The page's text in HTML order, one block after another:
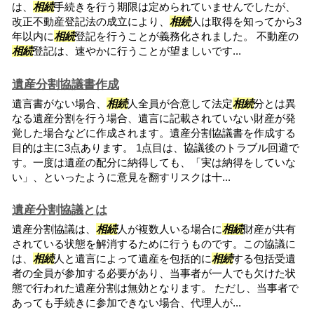
は、 相続手続きを行う期限は定められていませんでしたが、
改正不動産登記法の成立により、 相続人は取得を知ってから3
年以内に相続登記を行うことが義務化されました。 不動産の
相続登記は、速やかに行うことが望ましいです...
遺産分割協議書作成
遺言書がない場合、 相続人全員が合意して法定相続分とは異
なる遺産分割を行う場合、遺言に記載されていない財産が発
覚した場合などに作成されます。遺産分割協議書を作成する
目的は主に3点あります。 1点目は、協議後のトラブル回避で
す。一度は遺産の配分に納得しても、「実は納得をしていな
い」、といったように意見を翻すリスクは十...
遺産分割協議とは
遺産分割協議は、 相続人が複数人いる場合に相続財産が共有
されている状態を解消するために行うものです。この協議に
は、 相続人と遺言によって遺産を包括的に相続する包括受遺
者の全員が参加する必要があり、当事者が一人でも欠けた状
態で行われた遺産分割は無効となります。 ただし、当事者で
あっても手続きに参加できない場合、代理人が...